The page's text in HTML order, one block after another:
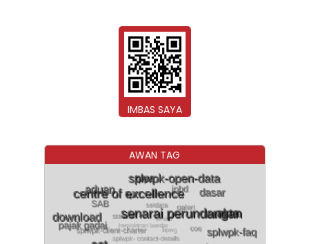
IMBAS SAYA
AWAN TAG